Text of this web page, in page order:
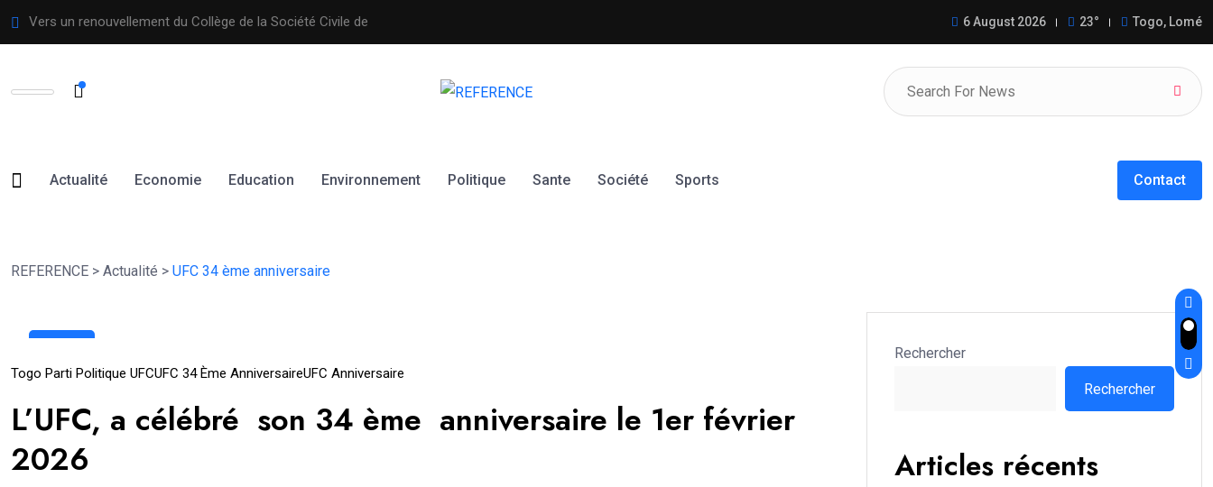
Vers un renouvellement du Collège de la Société Civile de Le PC GNASSINGBE et le PR WADAGNI redynamisent la coopération
6 August 2026 23° Togo, Lomé
Actualité Economie Education Environnement Politique Sante Société Sports Contact
REFERENCE > Actualité > UFC 34 ème anniversaire
Fév
Togo Parti Politique UFCUFC 34 Ème AnniversaireUFC Anniversaire
L’UFC, a célébré son 34 ème anniversaire le 1er février
2026
Rechercher
Rechercher
Articles récents